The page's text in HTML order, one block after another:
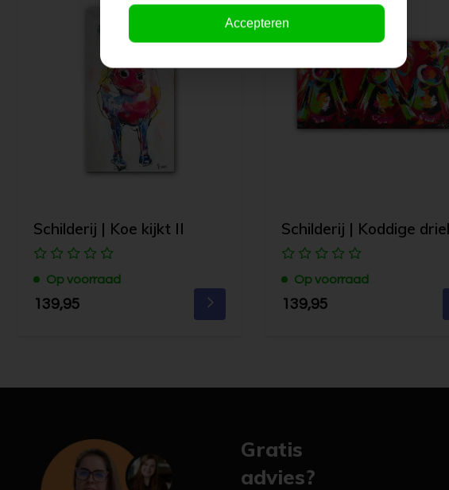
Schilderij | Koe kijkt II
Op voorraad
139,95
Schilderij | Koddige
Op voorraad
139,95
Gratis
advies?
Accepteren